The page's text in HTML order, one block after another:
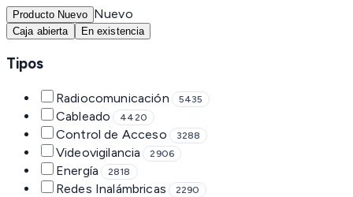
Producto Nuevo Nuevo
Caja abierta En existencia
Tipos
Radiocomunicación 5435
Cableado 4420
Control de Acceso 3288
Videovigilancia 2906
Energía 2818
Redes Inalámbricas 2290